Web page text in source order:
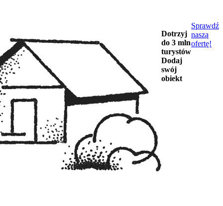
Dotrzyj
do 3 mln
turystów
Dodaj
swój
obiekt
Sprawdź
naszą
ofertę!